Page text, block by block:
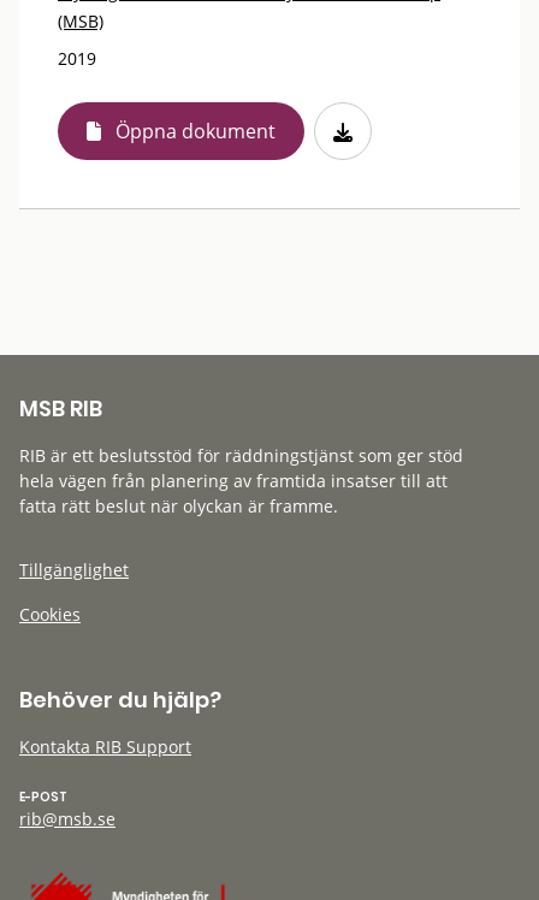
(MSB)
2019
Öppna dokument
MSB RIB
RIB är ett beslutsstöd för räddningstjänst som ger stöd
hela vägen från planering av framtida insatser till att
fatta rätt beslut när olyckan är framme.
Tillgänglighet
Cookies
Behöver du hjälp?
Kontakta RIB Support
E-POST
rib@msb.se